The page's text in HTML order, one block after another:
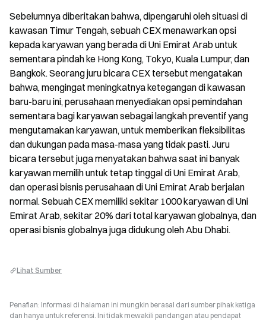
Sebelumnya diberitakan bahwa, dipengaruhi oleh situasi di
kawasan Timur Tengah, sebuah CEX menawarkan opsi
kepada karyawan yang berada di Uni Emirat Arab untuk
sementara pindah ke Hong Kong, Tokyo, Kuala Lumpur, dan
Bangkok. Seorang juru bicara CEX tersebut mengatakan
bahwa, mengingat meningkatnya ketegangan di kawasan
baru-baru ini, perusahaan menyediakan opsi pemindahan
sementara bagi karyawan sebagai langkah preventif yang
mengutamakan karyawan, untuk memberikan fleksibilitas
dan dukungan pada masa-masa yang tidak pasti. Juru
bicara tersebut juga menyatakan bahwa saat ini banyak
karyawan memilih untuk tetap tinggal di Uni Emirat Arab,
dan operasi bisnis perusahaan di Uni Emirat Arab berjalan
normal. Sebuah CEX memiliki sekitar 1000 karyawan di Uni
Emirat Arab, sekitar 20% dari total karyawan globalnya, dan
operasi bisnis globalnya juga didukung oleh Abu Dhabi.
Lihat Sumber
Penafian: Informasi di halaman ini mungkin berasal dari sumber pihak ketiga
dan hanya untuk referensi. Ini tidak mewakili pandangan atau pendapat